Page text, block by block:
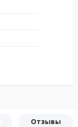
Отзывы